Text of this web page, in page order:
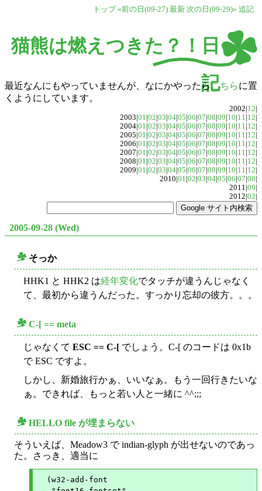
トップ «前の日(09-27) 最新 次の日(09-29)» 追記
猫熊は燃えつきた？！日
記
最近なんにもやっていませんが、なにかやったら こちらに置
くようにしています。
2002|12|
2003|01|02|03|04|05|06|07|08|09|10|11|12|
2004|01|02|03|04|05|06|07|08|09|10|11|12|
2005|01|02|03|04|05|06|07|08|09|10|11|12|
2006|01|02|03|04|05|06|07|08|09|10|11|12|
2007|01|02|03|04|05|06|07|08|09|10|11|12|
2008|01|02|03|04|05|06|07|08|09|10|11|12|
2009|01|02|03|04|05|06|07|08|09|10|11|12|
2010|01|02|03|04|05|06|07|08|
2011|09|
2012|02|
2005-09-28 (Wed)
そっか
HHK1 と HHK2 は経年変化でタッチが違うんじゃなく
て、最初から違うんだった。すっかり忘却の彼方。。。
C-[ == meta
じゃなくて ESC == C-[ でしょう。C-[ のコードは 0x1b
で ESC ですよ。
しかし、新婚旅行かぁ、いいなぁ。もう一回行きたいな
ぁ。できれば、もっと若い人と一緒に ^^;;;
HELLO file が埋まらない
そういえば、Meadow3 で indian-glyph が出せないのであっ
た。さっき、適当に
  (w32-add-font